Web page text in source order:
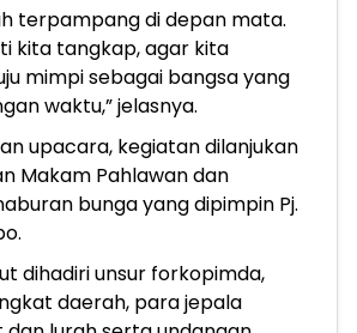
terpampang di depan mata.
kita tangkap, agar kita
mimpi sebagai bangsa yang
waktu,” jelasnya.
upacara, kegiatan dilanjukan
Makam Pahlawan dan
bunga yang dipimpin Pj.
dihadiri unsur forkopimda,
daerah, para jepala